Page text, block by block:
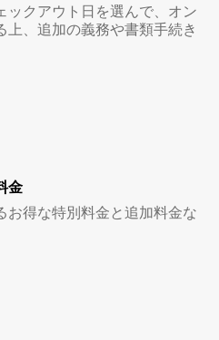
ックアウト日を選んで、オン
上、追加の義務や書類手続き
金
お得な特別料金と追加料金な